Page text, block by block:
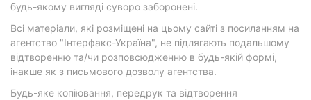
будь-якому вигляді суворо заборонені.
Всі матеріали, які розміщені на цьому сайті з посиланням на
агентство "Інтерфакс-Україна", не підлягають подальшому
відтворенню та/чи розповсюдженню в будь-якій формі,
інакше як з письмового дозволу агентства.
Будь-яке копіювання, передрук та відтворення